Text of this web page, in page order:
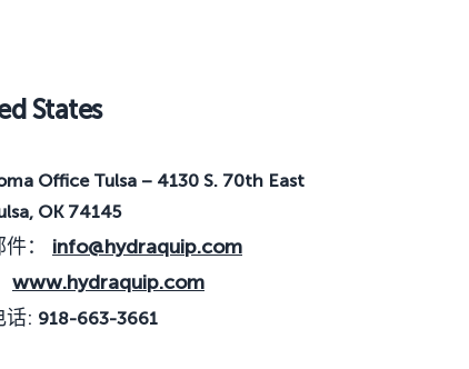
States
Office Tulsa – 4130 S. 70th East
OK 74145
： info@hydraquip.com
www.hydraquip.com
话: 918-663-3661